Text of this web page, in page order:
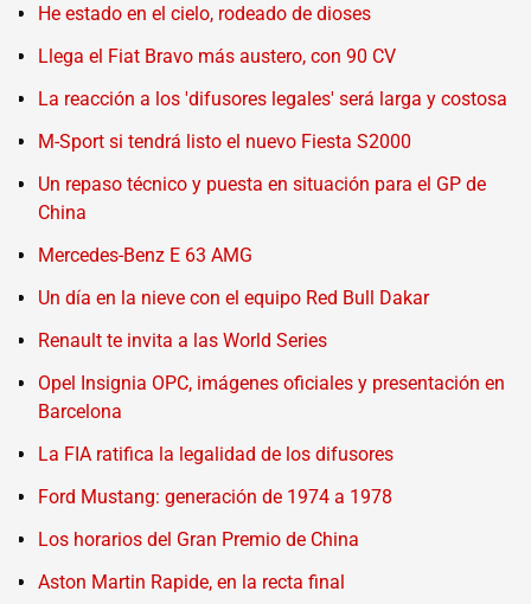
He estado en el cielo, rodeado de dioses
Llega el Fiat Bravo más austero, con 90 CV
La reacción a los 'difusores legales' será larga y costosa
M-Sport si tendrá listo el nuevo Fiesta S2000
Un repaso técnico y puesta en situación para el GP de
China
Mercedes-Benz E 63 AMG
Un día en la nieve con el equipo Red Bull Dakar
Renault te invita a las World Series
Opel Insignia OPC, imágenes oficiales y presentación en
Barcelona
La FIA ratifica la legalidad de los difusores
Ford Mustang: generación de 1974 a 1978
Los horarios del Gran Premio de China
Aston Martin Rapide, en la recta final